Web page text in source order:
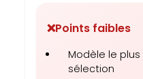
❌Points faibles
Modèle le
sélection